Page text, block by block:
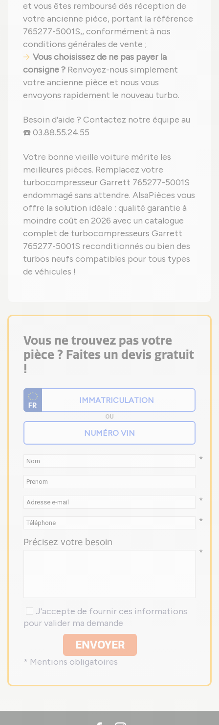
et vous êtes remboursé dès réception de
votre ancienne pièce, portant la référence
765277-5001S,, conformément à nos
conditions générales de vente ;
Vous choisissez de ne pas payer la
consigne ? Renvoyez-nous simplement
votre ancienne pièce et nous vous
envoyons rapidement le nouveau turbo.
Besoin d'aide ? Contactez notre équipe au
☎️ 03.88.55.24.55
Votre bonne vieille voiture mérite les
meilleures pièces. Remplacez votre
turbocompresseur Garrett 765277-5001S
endommagé sans attendre. AlsaPièces vous
offre la solution idéale : qualité garantie à
moindre coût en 2026 avec un catalogue
complet de turbocompresseurs Garrett
765277-5001S reconditionnés ou bien des
turbos neufs compatibles pour tous types
de véhicules !
Vous ne trouvez pas votre
pièce ? Faites un devis gratuit
!
OU
*
*
*
Précisez votre besoin
*
J'accepte de fournir ces informations
pour valider ma demande
ENVOYER
* Mentions obligatoires